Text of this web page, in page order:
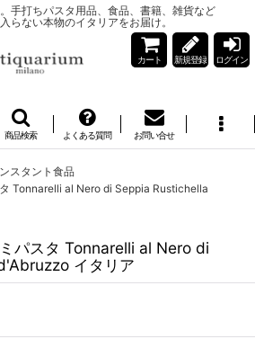
手打ちパスタ用品、食品、書籍、雑貨など
らない本物のイタリアをお届け。
カート 新規登録 ログイン
商品検索 よくある質問 お問い合せ
スタント食品
Tonnarelli al Nero di Seppia Rustichella
パスタ Tonnarelli al Nero di
イタリア